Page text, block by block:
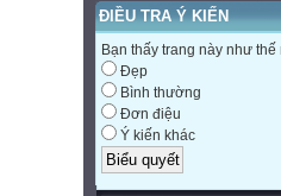
ĐIỀU TRA Ý KIẾN
Bạn thấy trang này như thế
Đẹp
Bình thường
Đơn điệu
Ý kiến khác